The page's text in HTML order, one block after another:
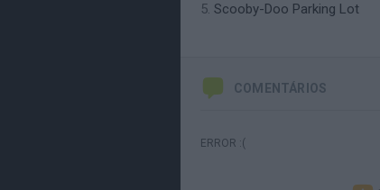
Scooby-Doo Parking Lot
COMENTÁRIOS
ERROR :(